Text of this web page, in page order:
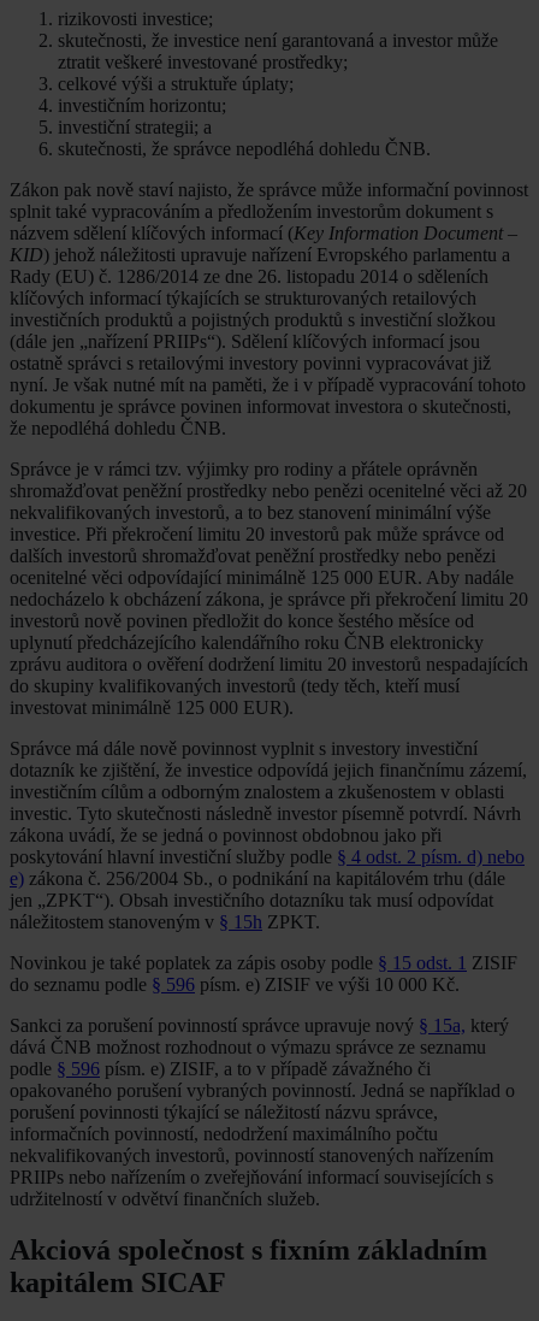
rizikovosti investice;
skutečnosti, že investice není garantovaná a investor může
ztratit veškeré investované prostředky;
celkové výši a struktuře úplaty;
investičním horizontu;
investiční strategii; a
skutečnosti, že správce nepodléhá dohledu ČNB.
Zákon pak nově staví najisto, že správce může informační povinnost
splnit také vypracováním a předložením investorům dokument s
názvem sdělení klíčových informací (Key Information Document –
KID) jehož náležitosti upravuje nařízení Evropského parlamentu a
Rady (EU) č. 1286/2014 ze dne 26. listopadu 2014 o sděleních
klíčových informací týkajících se strukturovaných retailových
investičních produktů a pojistných produktů s investiční složkou
(dále jen „nařízení PRIIPs“). Sdělení klíčových informací jsou
ostatně správci s retailovými investory povinni vypracovávat již
nyní. Je však nutné mít na paměti, že i v případě vypracování tohoto
dokumentu je správce povinen informovat investora o skutečnosti,
že nepodléhá dohledu ČNB.
Správce je v rámci tzv. výjimky pro rodiny a přátele oprávněn
shromažďovat peněžní prostředky nebo penězi ocenitelné věci až 20
nekvalifikovaných investorů, a to bez stanovení minimální výše
investice. Při překročení limitu 20 investorů pak může správce od
dalších investorů shromažďovat peněžní prostředky nebo penězi
ocenitelné věci odpovídající minimálně 125 000 EUR. Aby nadále
nedocházelo k obcházení zákona, je správce při překročení limitu 20
investorů nově povinen předložit do konce šestého měsíce od
uplynutí předcházejícího kalendářního roku ČNB elektronicky
zprávu auditora o ověření dodržení limitu 20 investorů nespadajících
do skupiny kvalifikovaných investorů (tedy těch, kteří musí
investovat minimálně 125 000 EUR).
Správce má dále nově povinnost vyplnit s investory investiční
dotazník ke zjištění, že investice odpovídá jejich finančnímu zázemí,
investičním cílům a odborným znalostem a zkušenostem v oblasti
investic. Tyto skutečnosti následně investor písemně potvrdí. Návrh
zákona uvádí, že se jedná o povinnost obdobnou jako při
poskytování hlavní investiční služby podle § 4 odst. 2 písm. d) nebo
e) zákona č. 256/2004 Sb., o podnikání na kapitálovém trhu (dále
jen „ZPKT“). Obsah investičního dotazníku tak musí odpovídat
náležitostem stanoveným v § 15h ZPKT.
Novinkou je také poplatek za zápis osoby podle § 15 odst. 1 ZISIF
do seznamu podle § 596 písm. e) ZISIF ve výši 10 000 Kč.
Sankci za porušení povinností správce upravuje nový § 15a, který
dává ČNB možnost rozhodnout o výmazu správce ze seznamu
podle § 596 písm. e) ZISIF, a to v případě závažného či
opakovaného porušení vybraných povinností. Jedná se například o
porušení povinnosti týkající se náležitostí názvu správce,
informačních povinností, nedodržení maximálního počtu
nekvalifikovaných investorů, povinností stanovených nařízením
PRIIPs nebo nařízením o zveřejňování informací souvisejících s
udržitelností v odvětví finančních služeb.
Akciová společnost s fixním základním
kapitálem SICAF